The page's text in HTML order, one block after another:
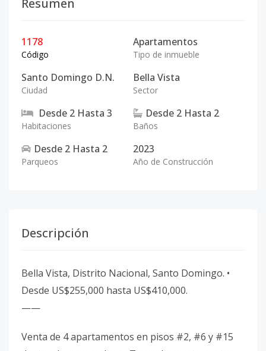
Resumen
1178
Código
Apartamentos
Tipo de inmueble
Santo Domingo D.N.
Ciudad
Bella Vista
Sector
Desde 2 Hasta 3
Habitaciones
Desde 2 Hasta 2
Baños
Desde 2 Hasta 2
Parqueos
2023
Año de Construcción
Descripción
Bella Vista, Distrito Nacional, Santo Domingo. •
Desde US$255,000 hasta US$410,000.
——
Venta de 4 apartamentos en pisos #2, #6 y #15